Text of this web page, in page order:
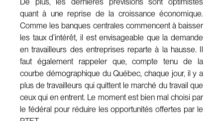
quant à une reprise de la croissance économique.
Comme les banques centrales commencent à baisser
les taux d’intérêt, il est envisageable que la demande
en travailleurs des entreprises reparte à la hausse. Il
faut également rappeler que, compte tenu de la
courbe démographique du Québec, chaque jour, il y a
plus de travailleurs qui quittent le marché du travail que
ceux qui en entrent. Le moment est bien mal choisi par
le fédéral pour réduire les opportunités offertes par le